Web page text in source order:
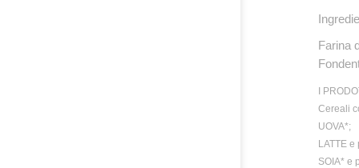
Farina
I
Cereali
UOVA*;
LATTE
SOIA* e